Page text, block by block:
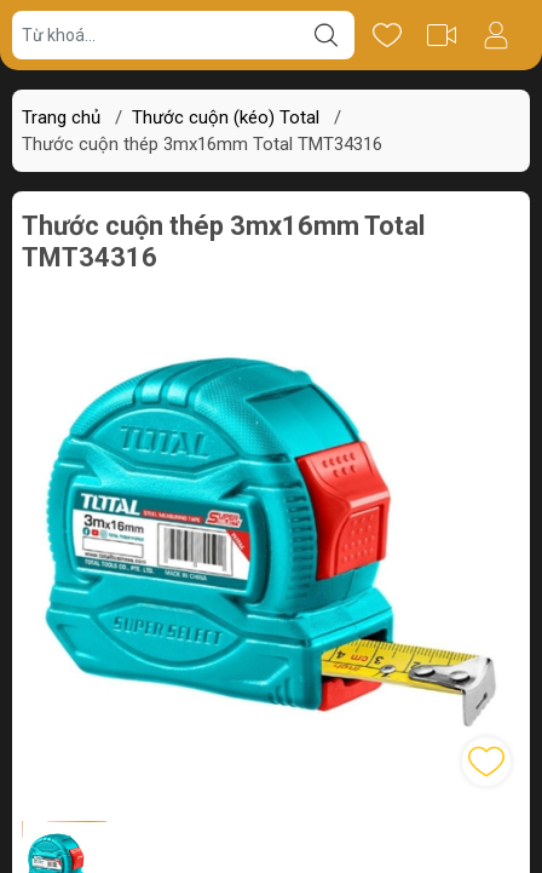
Trang chủ / Thước cuộn (kéo) Total
/
Thước cuộn thép 3mx16mm Total TMT34316
Giá bán Thông số Review
Thước cuộn thép 3mx16mm Total
TMT34316